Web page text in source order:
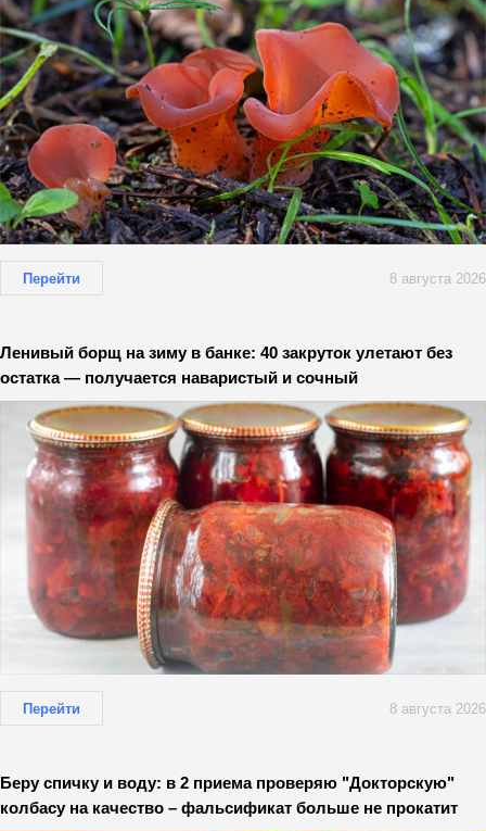
Перейти 8 августа 2026
Ленивый борщ на зиму в банке: 40 закруток улетают без
остатка — получается наваристый и сочный
Перейти 8 августа 2026
Беру спичку и воду: в 2 приема проверяю "Докторскую"
колбасу на качество – фальсификат больше не прокатит